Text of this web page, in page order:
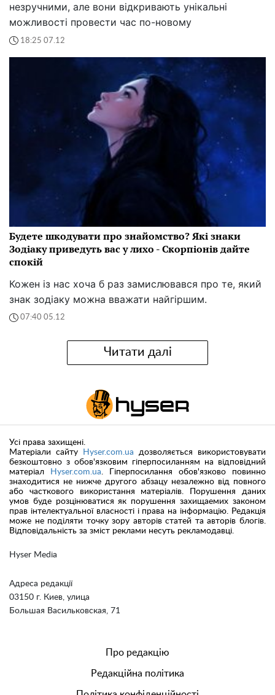
незручними, але вони відкривають унікальні
можливості провести час по-новому
18:25 07.12
Будете шкодувати про знайомство? Які знаки
Зодіаку приведуть вас у лихо - Скорпіонів дайте
спокій
Кожен із нас хоча б раз замислювався про те, який
знак зодіаку можна вважати найгіршим.
07:40 05.12
Читати далі
Hyser Media
Адреса редакції
03150 г. Киев, улица
Большая Васильковская, 71
Усі права захищені.
Матеріали сайту
Hyser.com.ua дозволяється використовувати
безкоштовно з обов'язковим гіперпосиланням на відповідний
матеріал
Hyser.com.ua. Гіперпосилання обов'язково повинно
знаходитися не нижче другого абзацу незалежно від повного
або часткового використання матеріалів. Порушення даних
умов буде розцінюватися як порушення захищаемих законом
прав інтелектуальної власності і права на інформацію. Редакція
може не поділяти точку зору авторів статей та авторів блогів.
Відповідальність за зміст реклами несуть рекламодавці.
Про редакцію
Редакційна політика